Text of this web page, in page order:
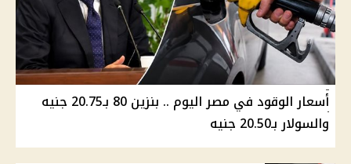
أسعار الوقود في مصر اليوم .. بنزين 80 بـ20.75 جنيه
والسولار بـ20.50 جنيه